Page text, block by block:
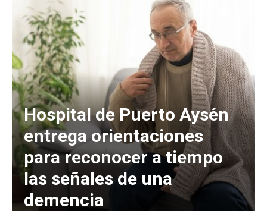
Hospital de Puerto Aysén
entrega orientaciones
para reconocer a tiempo
las señales de una
demencia